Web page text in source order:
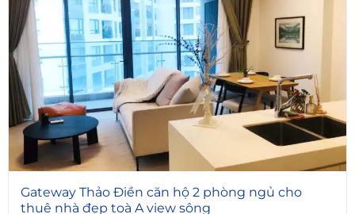
5
Gateway Thảo Điền căn hộ 2 phòng ngủ cho
thuê nhà đẹp toà A view sông